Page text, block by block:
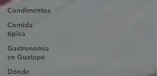
Condimentos
Comida
tipica
Gastronomía
en Guatapé
Dónde